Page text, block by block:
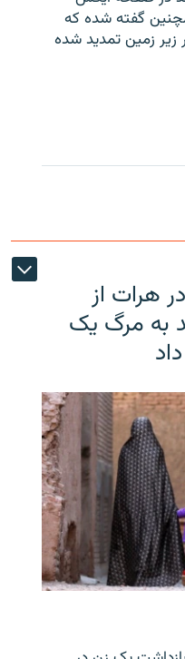
گفته شده که
زیر زمین تمدید شده
هرات از
به مرگ یک